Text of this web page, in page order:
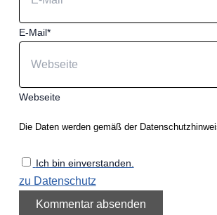
E-Mail*
Webseite
Die Daten werden gemäß der
Ich bin einverstanden.
zu Datenschutz